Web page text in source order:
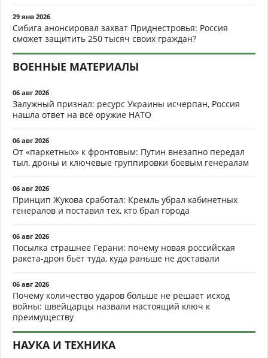
29 янв 2026
Сибига анонсировал захват Приднестровья: Россия
сможет защитить 250 тысяч своих граждан?
ВОЕННЫЕ МАТЕРИАЛЫ
06 авг 2026
Залужный признал: ресурс Украины исчерпан, Россия
нашла ответ на всё оружие НАТО
06 авг 2026
От «паркетных» к фронтовым: Путин внезапно передал
тыл, дроны и ключевые группировки боевым генералам
06 авг 2026
Принцип Жукова сработал: Кремль убрал кабинетных
генералов и поставил тех, кто брал города
06 авг 2026
Посылка страшнее Герани: почему новая российская
ракета-дрон бьёт туда, куда раньше не доставали
06 авг 2026
Почему количество ударов больше не решает исход
войны: швейцарцы назвали настоящий ключ к
преимуществу
НАУКА И ТЕХНИКА